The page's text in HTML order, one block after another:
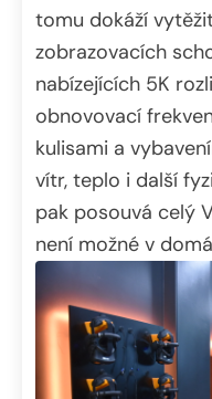
tomu dokáží
zobrazovacích
nabízejících 5K
obnovovací
kulisami a
vítr, teplo i další
pak posouvá celý
není možné v